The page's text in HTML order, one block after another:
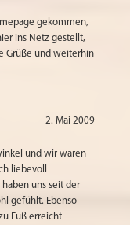
gekommen,
ins Netz gestellt,
Grüße und weiterhin
2. Mai 2009
und wir waren
liebevoll
uns seit der
gefühlt. Ebenso
Fuß erreicht